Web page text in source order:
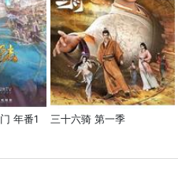
年番1 三十六骑 第一季